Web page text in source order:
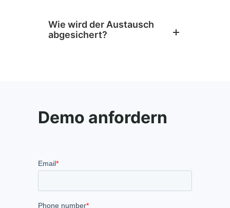
Wie wird der Austausch
abgesichert?
Demo anfordern